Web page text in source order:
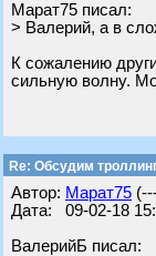
Марат75 писал:
> Валерий, а в
К сожалению
сильную волну.
Re: Обсудим
Автор: Марат75
Дата: 09-02-18
ВалерийБ писал: